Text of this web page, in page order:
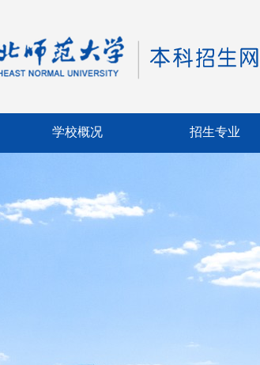
学校概况 招生专业